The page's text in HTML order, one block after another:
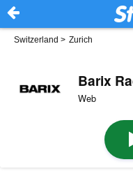
Switzerland > Zurich
Barix
Web